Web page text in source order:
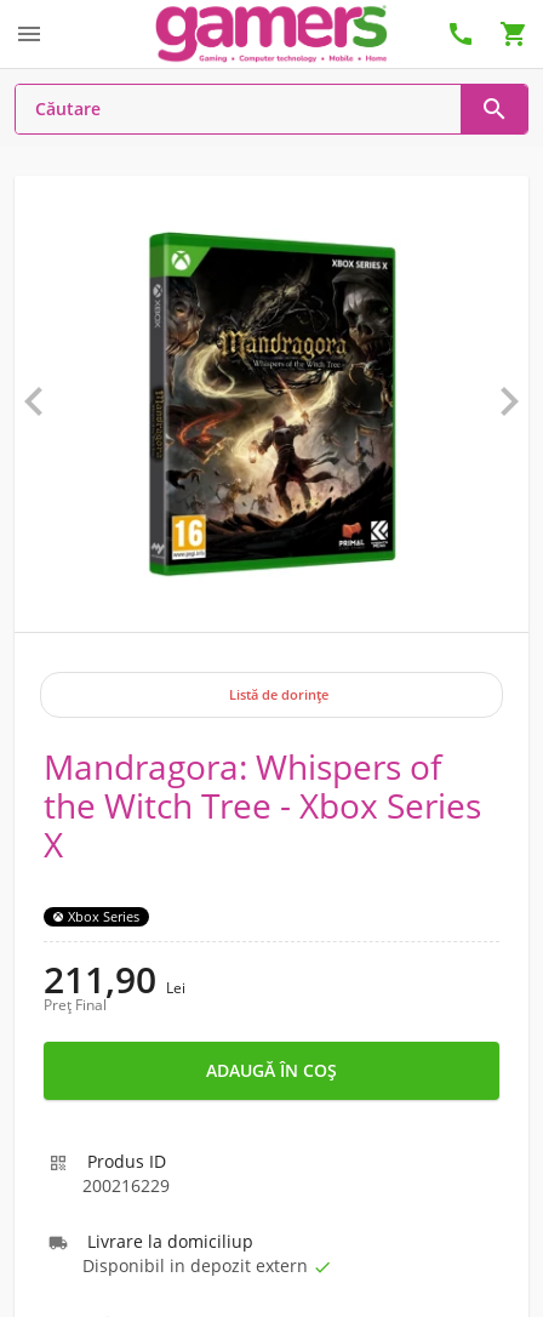
  

 
Listă de dorințe
Mandragora: Whispers of
the Witch Tree - Xbox Series
X
Xbox Series
211,90 Lei
Preț Final

Produs ID
200216229
 Livrare la domiciliup
Disponibil in depozit extern 